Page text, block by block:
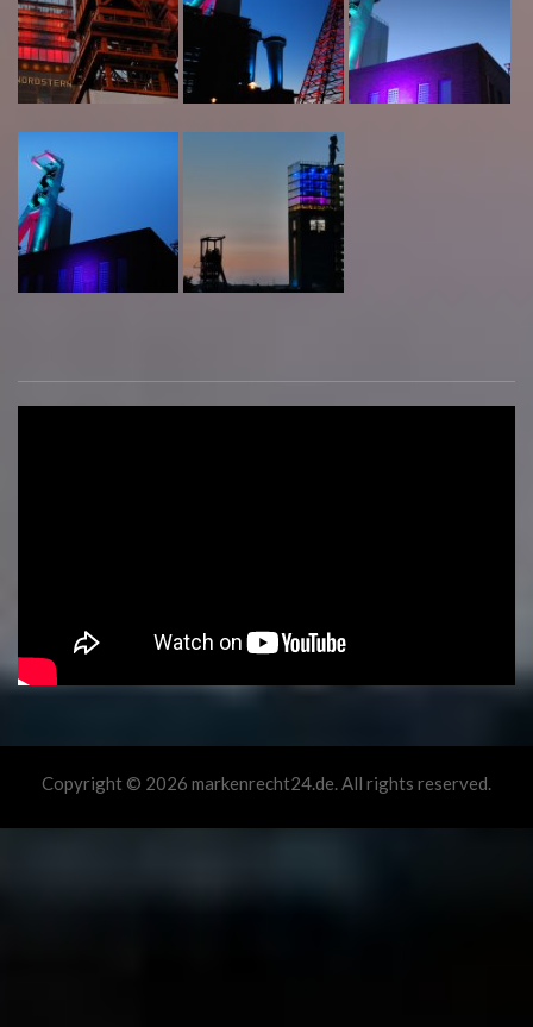
Copyright © 2026 markenrecht24.de. All rights reserved.